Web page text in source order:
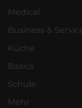
Medical
Business &
Küche
Basics
Schule
Mehr